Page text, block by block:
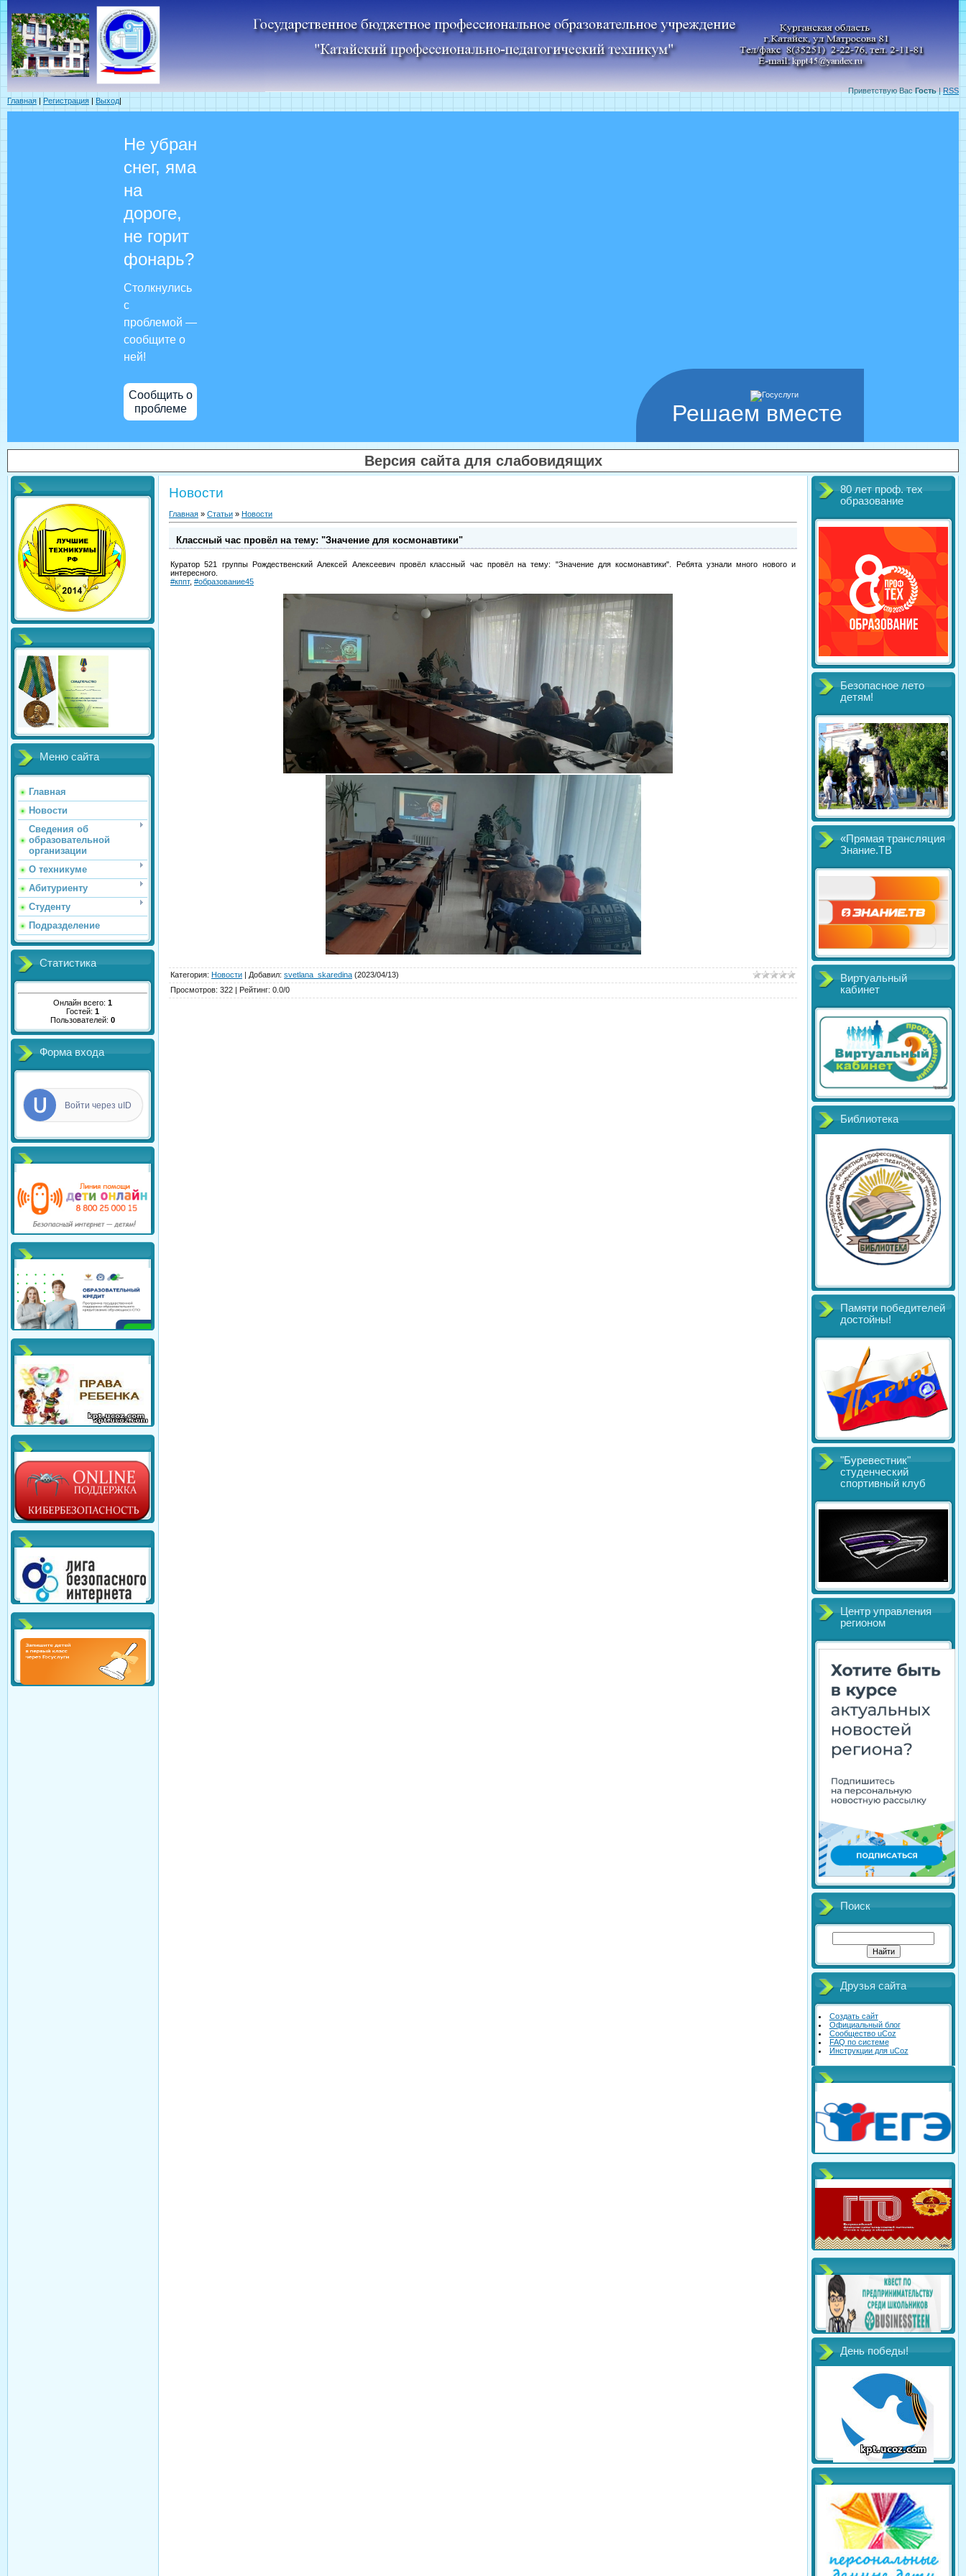
Приветствую Вас Гость|RSS
Главная | Регистрация | Выход|
Решаем вместе
Не убран
снег, яма
на
дороге,
не горит
фонарь?
Столкнулись
с
проблемой —
сообщите о
ней!
Сообщить о
проблеме
Версия сайта для слабовидящих
Меню сайта
Главная
Новости
Сведения об
образовательной
организации
О техникуме
Абитуриенту
Студенту
Подразделение
Статистика
Онлайн всего: 1
Гостей: 1
Пользователей: 0
Форма входа
Войти через uID
Новости
Главная » Статьи » Новости
Классный час провёл на тему: "Значение для космонавтики"
Куратор 521 группы Рождественский Алексей Алексеевич провёл классный час провёл на тему: "Значение для космонавтики". Ребята узнали много нового и
интересного.
#кппт, #образование45
Категория: Новости | Добавил: svetlana_skaredina (2023/04/13)
Просмотров: 322 | Рейтинг: 0.0/0
80 лет проф. тех
образование
Безопасное лето
детям!
«Прямая трансляция
Знание.ТВ
Виртуальный
кабинет
Библиотека
Памяти победителей
достойны!
"Буревестник"
студенческий
спортивный клуб
Центр управления
регионом
Поиск
Друзья сайта
Создать сайт
Официальный блог
Сообщество uCoz
FAQ по системе
Инструкции для uCoz
День победы!